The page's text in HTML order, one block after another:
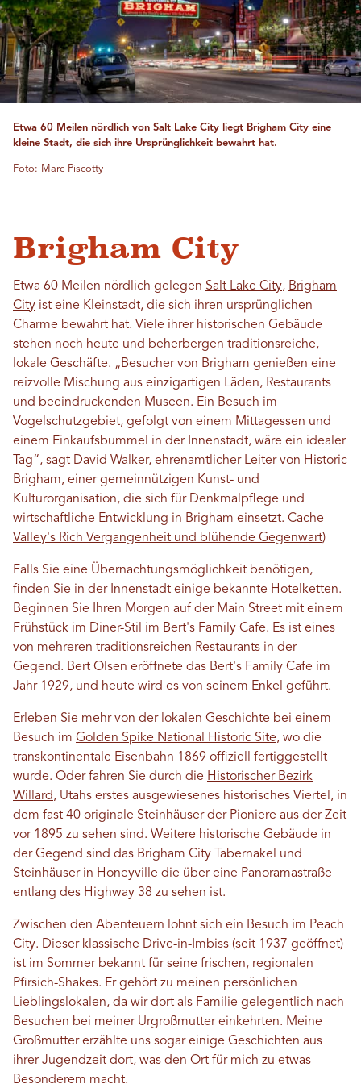
Etwa 60 Meilen nördlich von Salt Lake City liegt Brigham City eine
kleine Stadt, die sich ihre Ursprünglichkeit bewahrt hat.
Foto: Marc Piscotty
Brigham City
Etwa 60 Meilen nördlich gelegen Salt Lake City, Brigham
City ist eine Kleinstadt, die sich ihren ursprünglichen
Charme bewahrt hat. Viele ihrer historischen Gebäude
stehen noch heute und beherbergen traditionsreiche,
lokale Geschäfte. „Besucher von Brigham genießen eine
reizvolle Mischung aus einzigartigen Läden, Restaurants
und beeindruckenden Museen. Ein Besuch im
Vogelschutzgebiet, gefolgt von einem Mittagessen und
einem Einkaufsbummel in der Innenstadt, wäre ein idealer
Tag“, sagt David Walker, ehrenamtlicher Leiter von Historic
Brigham, einer gemeinnützigen Kunst- und
Kulturorganisation, die sich für Denkmalpflege und
wirtschaftliche Entwicklung in Brigham einsetzt. Cache
Valley's Rich Vergangenheit und blühende Gegenwart)
Falls Sie eine Übernachtungsmöglichkeit benötigen,
finden Sie in der Innenstadt einige bekannte Hotelketten.
Beginnen Sie Ihren Morgen auf der Main Street mit einem
Frühstück im Diner-Stil im Bert's Family Cafe. Es ist eines
von mehreren traditionsreichen Restaurants in der
Gegend. Bert Olsen eröffnete das Bert's Family Cafe im
Jahr 1929, und heute wird es von seinem Enkel geführt.
Erleben Sie mehr von der lokalen Geschichte bei einem
Besuch im Golden Spike National Historic Site, wo die
transkontinentale Eisenbahn 1869 offiziell fertiggestellt
wurde. Oder fahren Sie durch die Historischer Bezirk
Willard, Utahs erstes ausgewiesenes historisches Viertel, in
dem fast 40 originale Steinhäuser der Pioniere aus der Zeit
vor 1895 zu sehen sind. Weitere historische Gebäude in
der Gegend sind das Brigham City Tabernakel und
Steinhäuser in Honeyville die über eine Panoramastraße
entlang des Highway 38 zu sehen ist.
Zwischen den Abenteuern lohnt sich ein Besuch im Peach
City. Dieser klassische Drive-in-Imbiss (seit 1937 geöffnet)
ist im Sommer bekannt für seine frischen, regionalen
Pfirsich-Shakes. Er gehört zu meinen persönlichen
Lieblingslokalen, da wir dort als Familie gelegentlich nach
Besuchen bei meiner Urgroßmutter einkehrten. Meine
Großmutter erzählte uns sogar einige Geschichten aus
ihrer Jugendzeit dort, was den Ort für mich zu etwas
Besonderem macht.